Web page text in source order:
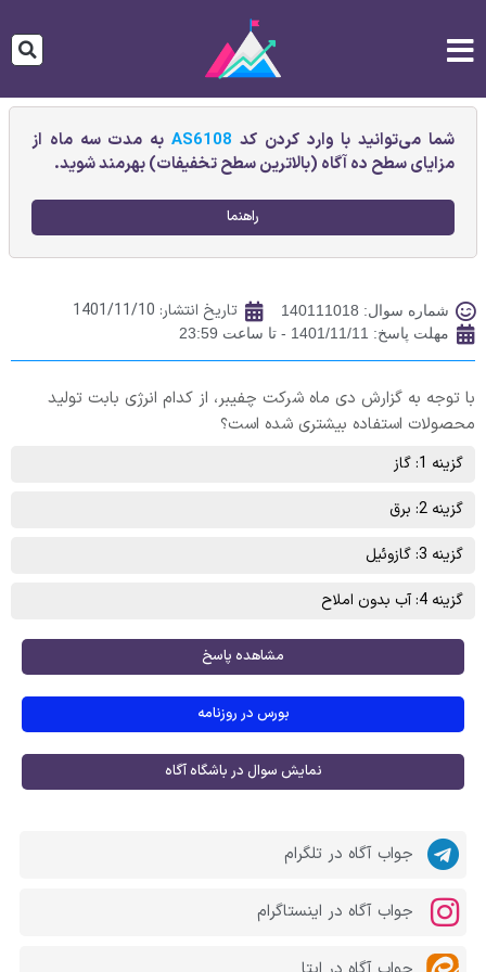
شما می‌توانید با وارد کردن کد AS6108به مدت سه ماه از
مزایای سطح ده آگاه (بالاترین سطح تخفیفات) بهرمند شوید.
راهنما
شماره سوال: 140111018 تاریخ انتشار: 1401/11/10
مهلت پاسخ: 1401/11/11 - تا ساعت 23:59
با توجه به گزارش دی ماه شرکت چفیبر، از کدام انرژی بابت تولید
محصولات استفاده بیشتری شده است؟
گزینه 1: گاز
گزینه 2: برق
گزینه 3: گازوئیل
گزینه 4: آب بدون املاح
مشاهده پاسخ
بورس در روزنامه
نمایش سوال در باشگاه آگاه
جواب آگاه در تلگرام
جواب آگاه در اینستاگرام